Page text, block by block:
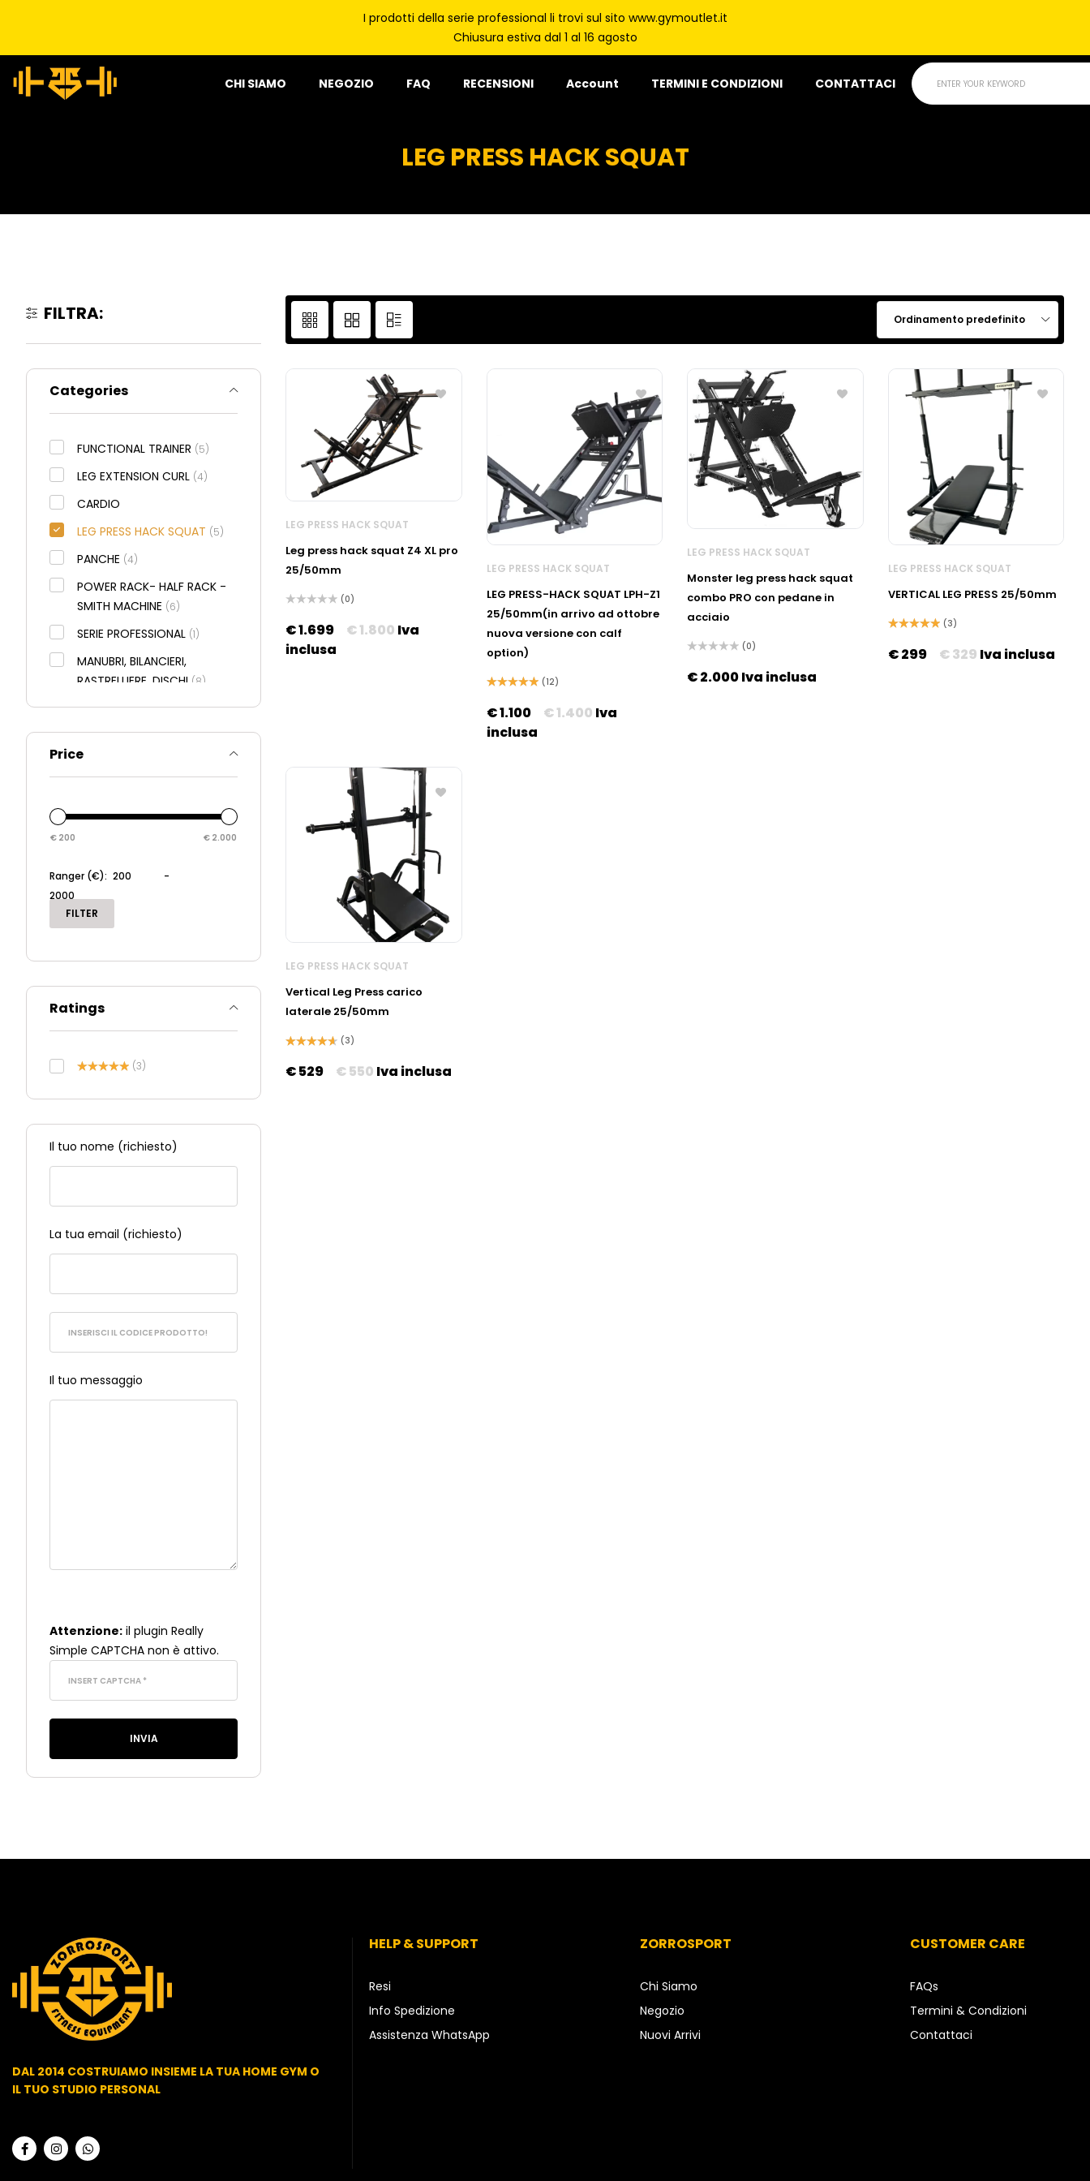
I prodotti della serie professional li trovi sul sito www.gymoutlet.it
Chiusura estiva dal 1 al 16 agosto
CHI SIAMO NEGOZIO FAQ RECENSIONI Account TERMINI E CONDIZIONI CONTATTACI ENTER YOUR KEYWORD
LEG PRESS HACK SQUAT
FILTRA:
Categories
FUNCTIONAL TRAINER (5)
LEG EXTENSION CURL (4)
CARDIO
LEG PRESS HACK SQUAT (5)
PANCHE (4)
POWER RACK- HALF RACK -
SMITH MACHINE (6)
SERIE PROFESSIONAL (1)
MANUBRI, BILANCIERI,
RASTRELLIERE, DISCHI (8)
LAT MACHINE PULLEY(3)
WORKOUT(12)
Price
€ 200 € 2.000
Ranger (€): -
FILTER
Ratings
(3)
Il tuo nome (richiesto)
La tua email (richiesto)
Il tuo messaggio
Attenzione: il plugin Really
Simple CAPTCHA non è attivo.
Ordinamento predefinito
LEG PRESS HACK SQUAT
Leg press hack squat Z4 XL pro
25/50mm
0
su
5
(0)
€1.800
€1.699
Iva
inclusa
LEG PRESS HACK SQUAT
LEG PRESS-HACK SQUAT LPH-Z1
25/50mm(in arrivo ad ottobre
nuova versione con calf
option)
5.00 su 5
(12)
€1.400
€1.100
Iva
inclusa
LEG PRESS HACK SQUAT
Monster leg press hack squat
combo PRO con pedane in
acciaio
0
su
(0)
€2.000Iva inclusa
LEG PRESS HACK SQUAT
VERTICAL LEG PRESS 25/50mm
5.00su 5
(3)
€329
€299 Iva inclusa
LEG PRESS HACK SQUAT
Vertical Leg Press carico
laterale 25/50mm
4.67su 5
(3)
€550
€529 Iva inclusa
DAL 2014 COSTRUIAMO INSIEME LA TUA HOME GYM O
IL TUO STUDIO PERSONAL
HELP & SUPPORT
Resi
Info Spedizione
Assistenza WhatsApp
ZORROSPORT
Chi Siamo
Negozio
Nuovi Arrivi
CUSTOMER CARE
FAQs
Termini & Condizioni
Contattaci